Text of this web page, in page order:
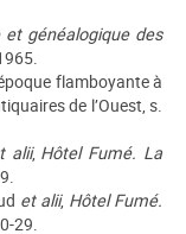
généalogique des
flamboyante à
de l’Ouest, s.
alii, Hôtel Fumé. La
et alii, Hôtel Fumé.
29.